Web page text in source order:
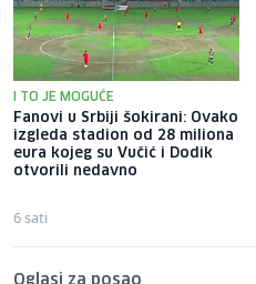
I TO JE MOGUĆE
Fanovi u Srbiji šokirani: Ovako
izgleda stadion od 28 miliona
eura kojeg su Vučić i Dodik
otvorili nedavno
6 sati
Oglasi za posao